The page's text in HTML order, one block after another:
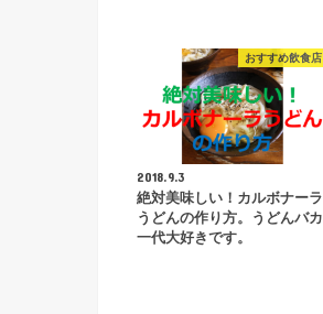
おすすめ飲食店
2018.9.3
絶対美味しい！カルボナーラ
うどんの作り方。うどんバカ
一代大好きです。